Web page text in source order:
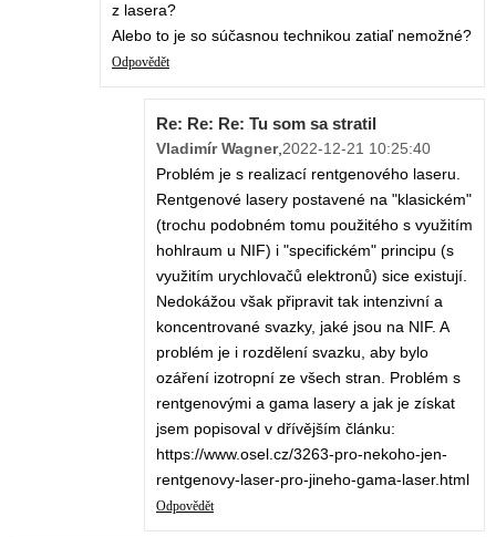
z lasera?
Alebo to je so súčasnou technikou zatiaľ nemožné?
Odpovědět
Re: Re: Re: Tu som sa stratil
Vladimír Wagner, 2022-12-21 10:25:40
Problém je s realizací rentgenového laseru.
Rentgenové lasery postavené na "klasickém"
(trochu podobném tomu použitého s využitím
hohlraum u NIF) i "specifickém" principu (s
využitím urychlovačů elektronů) sice existují.
Nedokážou však připravit tak intenzivní a
koncentrované svazky, jaké jsou na NIF. A
problém je i rozdělení svazku, aby bylo
ozáření izotropní ze všech stran. Problém s
rentgenovými a gama lasery a jak je získat
jsem popisoval v dřívějším článku:
https://www.osel.cz/3263-pro-nekoho-jen-
rentgenovy-laser-pro-jineho-gama-laser.html
Odpovědět